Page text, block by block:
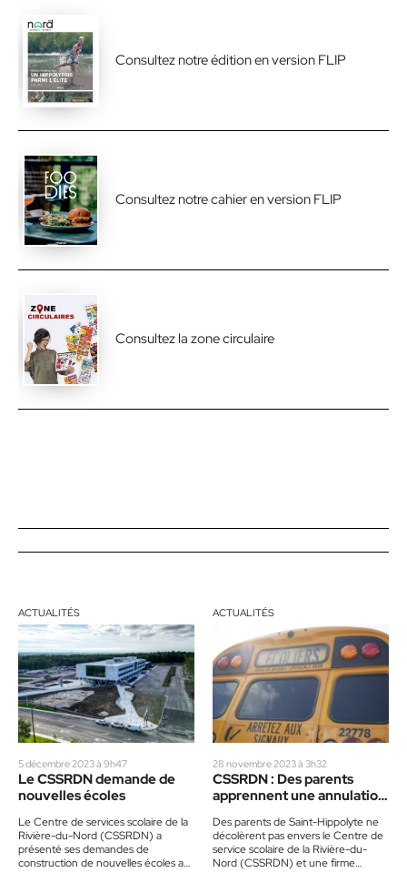
Consultez notre édition en version FLIP
Consultez notre cahier en version FLIP
Consultez la zone circulaire
ACTUALITÉS
5 décembre 2023 à 9h47
Le CSSRDN demande de
nouvelles écoles
Le Centre de services scolaire de la
Rivière-du-Nord (CSSRDN) a
présenté ses demandes de
construction de nouvelles écoles au
ACTUALITÉS
28 novembre 2023 à 3h32
CSSRDN : Des parents
apprennent une annulation
d’avis
Des parents de Saint-Hippolyte ne
décolèrent pas envers le Centre de
service scolaire de la Rivière-du-
Nord (CSSRDN) et une firme